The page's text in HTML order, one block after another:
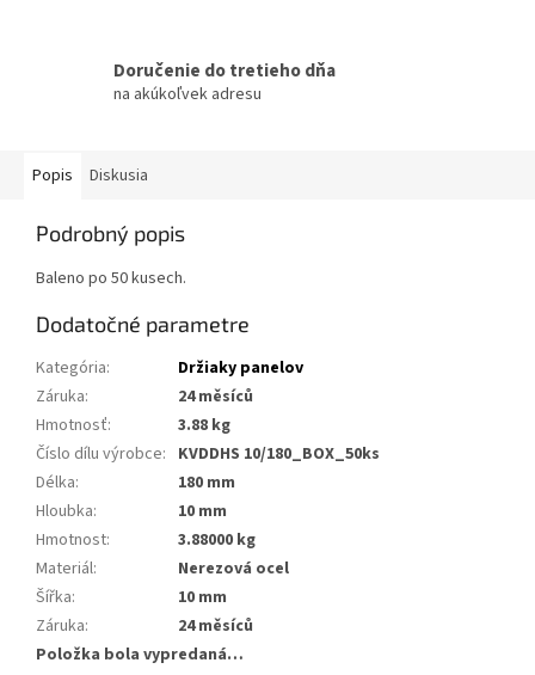
Doručenie do tretieho dňa
na akúkoľvek adresu
Popis Diskusia
Podrobný popis
Baleno po 50 kusech.
Dodatočné parametre
Kategória:
Držiaky panelov
Záruka:
24 měsíců
Hmotnosť:
3.88 kg
Číslo dílu výrobce: KVDDHS 10/180_BOX_50ks
Délka:
180 mm
Hloubka:
10 mm
Hmotnost:
3.88000 kg
Materiál:
Nerezová ocel
Šířka:
10 mm
Záruka:
24 měsíců
Položka bola vypredaná…